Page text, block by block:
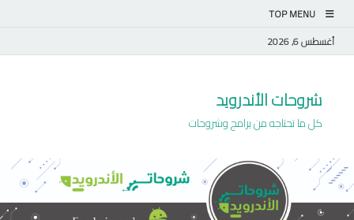
TOP MENU
أغسطس 6, 2026
شروحات الأندرويد
كل ما تحتاجه من برامج وشروحات